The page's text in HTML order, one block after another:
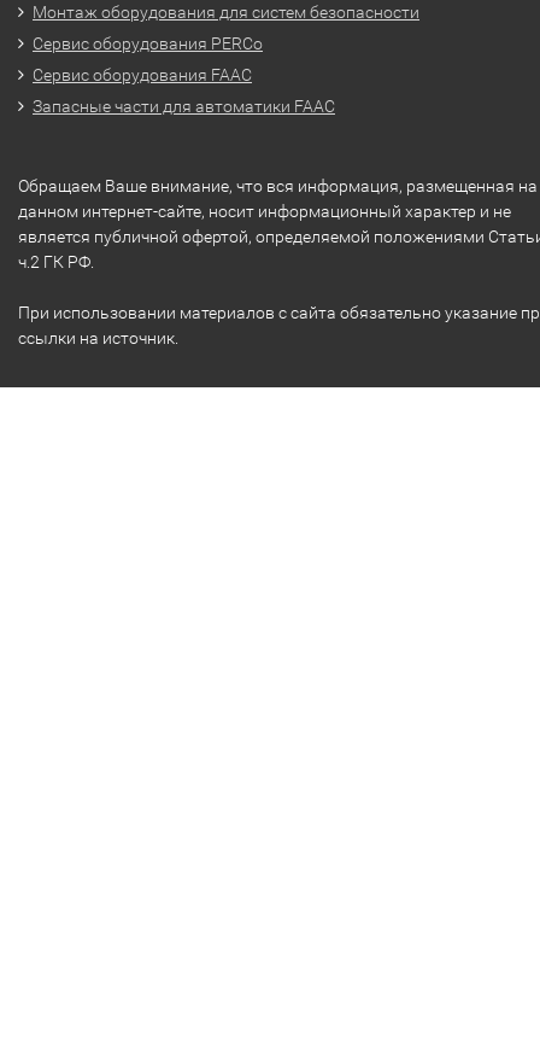
Монтаж оборудования для систем безопасности
Сервис оборудования PERCo
Сервис оборудования FAAC
Запасные части для автоматики FAAC
Обращаем Ваше внимание, что вся информация, размещенная на
данном интернет-сайте, носит информационный характер и не
является публичной офертой, определяемой положениями
ч.2 ГК РФ.
При использовании материалов с сайта обязательно указание
ссылки на источник.